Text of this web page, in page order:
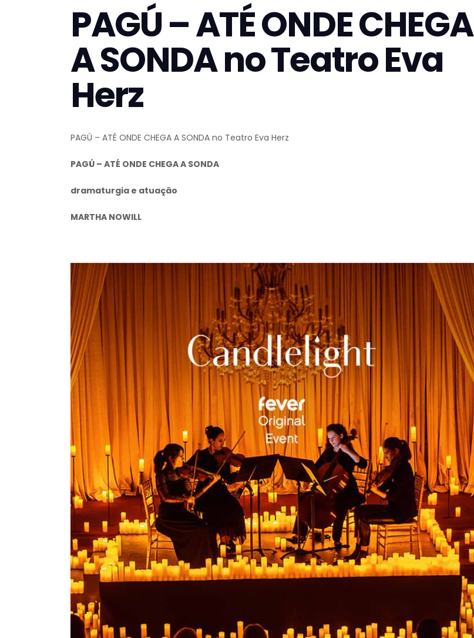
PAGÚ – ATÉ ONDE CHEGA
A SONDA no Teatro Eva
Herz
PAGÚ – ATÉ ONDE CHEGA A SONDA no Teatro Eva Herz
PAGÚ – ATÉ ONDE CHEGA A SONDA
dramaturgia e atuação
MARTHA NOWILL